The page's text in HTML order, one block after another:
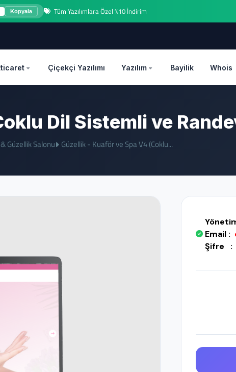
Kopyala Tüm Yazılımlara Özel %10 İndirim
Çiçekçi Yazılımı Yazılım Bayilik Whois
Dil Sistemli ve
Güzellik Salonu Güzellik - Kuaför ve Spa V4 (Coklu...
Email :
Şifre :